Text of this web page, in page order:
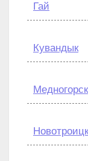
Гай
Кувандык
Медногорск
Новотроицк